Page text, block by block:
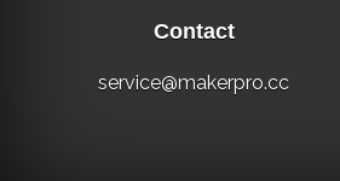
Contact
service@makerpro.cc